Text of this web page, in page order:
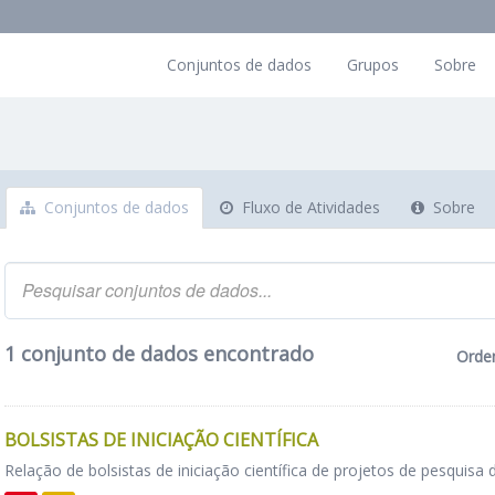
Conjuntos de dados Grupos Sobre
Conjuntos de dados Fluxo de Atividades Sobre
1 conjunto de dados encontrado
BOLSISTAS DE INICIAÇÃO CIENTÍFICA
Relação de bolsistas de iniciação científica de projetos de pesquisa